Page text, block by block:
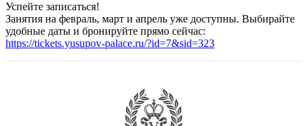
Успейте записаться!
Занятия на февраль, март и апрель уже доступны. Выбирайте
удобные даты и бронируйте прямо сейчас:
https://tickets.yusupov-palace.ru/?id=7&sid=323